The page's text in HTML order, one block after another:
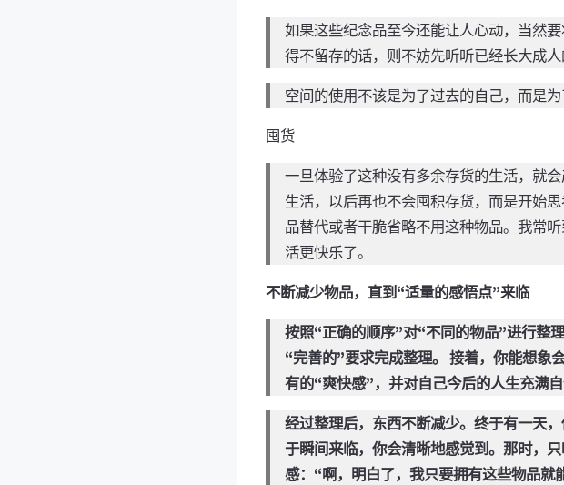
如果这些纪念品至今还能让人心动，当然
得不留存的话，则不妨先听听已经长大成人
空间的使用不该是为了过去的自己，而是为
囤货
一旦体验了这种没有多余存货的生活，就
生活，以后再也不会囤积存货，而是开始
品替代或者干脆省略不用这种物品。我常
活更快乐了。
不断减少物品，直到“适量的感悟点”来临
按照“正确的顺序”对“不同的物品”进行整
“完善的”要求完成整理。 接着，你能想象
有的“爽快感”，并对自己今后的人生充满自
经过整理后，东西不断减少。终于有一天
于瞬间来临，你会清晰地感觉到。那时，
感：“啊，明白了，我只要拥有这些物品